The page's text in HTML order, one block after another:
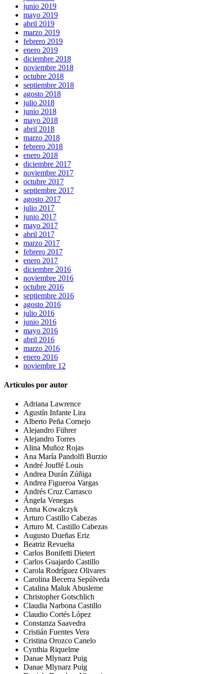
junio 2019
mayo 2019
abril 2019
marzo 2019
febrero 2019
enero 2019
diciembre 2018
noviembre 2018
octubre 2018
septiembre 2018
agosto 2018
julio 2018
junio 2018
mayo 2018
abril 2018
marzo 2018
febrero 2018
enero 2018
diciembre 2017
noviembre 2017
octubre 2017
septiembre 2017
agosto 2017
julio 2017
junio 2017
mayo 2017
abril 2017
marzo 2017
febrero 2017
enero 2017
diciembre 2016
noviembre 2016
octubre 2016
septiembre 2016
agosto 2016
julio 2016
junio 2016
mayo 2016
abril 2016
marzo 2016
enero 2016
noviembre 12
Artículos por autor
Adriana Lawrence
Agustín Infante Lira
Alberto Peña Cornejo
Alejandro Führer
Alejandro Torres
Alina Muñoz Rojas
Ana María Pandolfi Burzio
André Jouffé Louis
Andrea Durán Zúñiga
Andrea Figueroa Vargas
Andrés Cruz Carrasco
Ángela Venegas
Anna Kowalczyk
Arturo Castillo Cabezas
Arturo M. Castillo Cabezas
Augusto Dueñas Eriz
Beatriz Revuelta
Carlos Bonifetti Dietert
Carlos Guajardo Castillo
Carola Rodríguez Olivares
Carolina Becerra Sepúlveda
Catalina Maluk Abusleme
Christopher Gotschlich
Claudia Narbona Castillo
Claudio Cortés López
Constanza Saavedra
Cristián Fuentes Vera
Cristina Orozco Canelo
Cynthia Riquelme
Danae Mlynarz Puig
Danae Mlynarz Puig